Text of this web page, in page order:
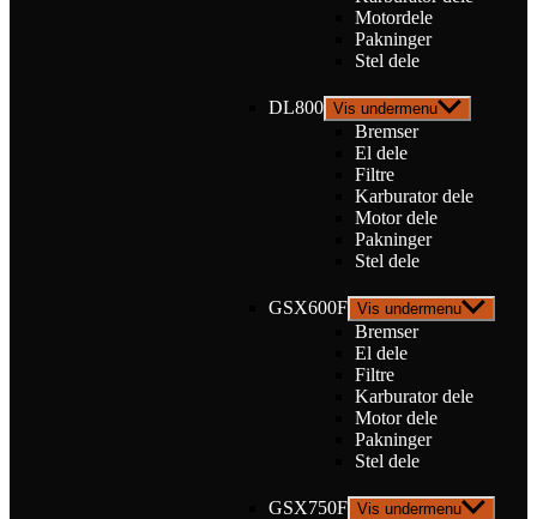
Motordele
Pakninger
Stel dele
DL800 Vis undermenu
Bremser
El dele
Filtre
Karburator dele
Motor dele
Pakninger
Stel dele
GSX600F Vis undermenu
Bremser
El dele
Filtre
Karburator dele
Motor dele
Pakninger
Stel dele
GSX750F Vis undermenu